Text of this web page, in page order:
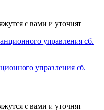
с вами и уточнят
управления сб.
с вами и уточнят